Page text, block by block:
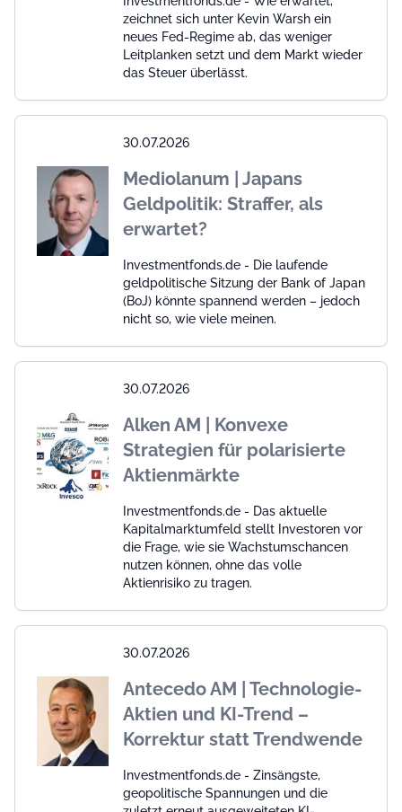
zeichnet sich unter Kevin Warsh ein
neues Fed-Regime ab, das weniger
Leitplanken setzt und dem Markt wieder
das Steuer überlässt.
30.07.2026
Mediolanum | Japans
Geldpolitik: Straffer, als
erwartet?
Investmentfonds.de - Die laufende
geldpolitische Sitzung der Bank of Japan
(BoJ) könnte spannend werden – jedoch
nicht so, wie viele meinen.
30.07.2026
Alken AM | Konvexe
Strategien für polarisierte
Aktienmärkte
Investmentfonds.de - Das aktuelle
Kapitalmarktumfeld stellt Investoren vor
die Frage, wie sie Wachstumschancen
nutzen können, ohne das volle
Aktienrisiko zu tragen.
30.07.2026
Antecedo AM | Technologie-
Aktien und KI-Trend –
Korrektur statt Trendwende
Investmentfonds.de - Zinsängste,
geopolitische Spannungen und die